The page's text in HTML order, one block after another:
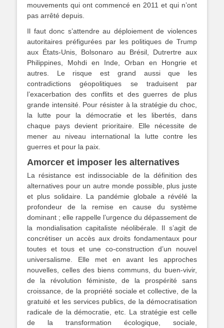
mouvements qui ont commencé en 2011 et qui n’ont
pas arrêté depuis.
Il faut donc s’attendre au déploiement de violences
autoritaires préfigurées par les politiques de Trump
aux États-Unis, Bolsonaro au Brésil, Dutrertre aux
Philippines, Mohdi en Inde, Orban en Hongrie et
autres. Le risque est grand aussi que les
contradictions géopolitiques se traduisent par
l’exacerbation des conflits et des guerres de plus
grande intensité. Pour résister à la stratégie du choc,
la lutte pour la démocratie et les libertés, dans
chaque pays devient prioritaire. Elle nécessite de
mener au niveau international la lutte contre les
guerres et pour la paix.
Amorcer et imposer les alternatives
La résistance est indissociable de la définition des
alternatives pour un autre monde possible, plus juste
et plus solidaire. La pandémie globale a révélé la
profondeur de la remise en cause du système
dominant ; elle rappelle l’urgence du dépassement de
la mondialisation capitaliste néolibérale. Il s’agit de
concrétiser un accès aux droits fondamentaux pour
toutes et tous et une co-construction d’un nouvel
universalisme. Elle met en avant les approches
nouvelles, celles des biens communs, du buen-vivir,
de la révolution féministe, de la prospérité sans
croissance, de la propriété sociale et collective, de la
gratuité et les services publics, de la démocratisation
radicale de la démocratie, etc. La stratégie est celle
de la transformation écologique, sociale,